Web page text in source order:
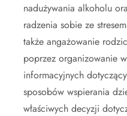
nadużywania alkoholu
radzenia sobie ze
także angażowanie
poprzez organizowanie
informacyjnych
sposobów wspierania
właściwych decyzji